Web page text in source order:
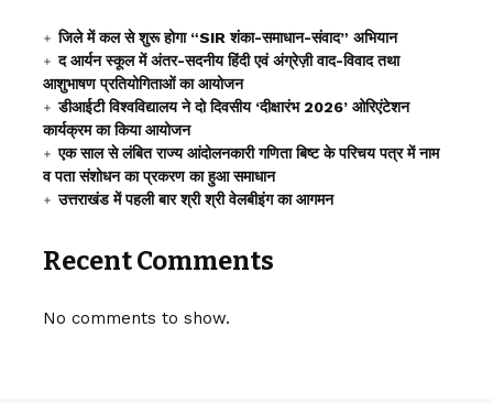
जिले में कल से शुरू होगा “SIR शंका-समाधान-संवाद” अभियान
द आर्यन स्कूल में अंतर-सदनीय हिंदी एवं अंग्रेज़ी वाद-विवाद तथा
आशुभाषण प्रतियोगिताओं का आयोजन
डीआईटी विश्वविद्यालय ने दो दिवसीय ‘दीक्षारंभ 2026’ ओरिएंटेशन
कार्यक्रम का किया आयोजन
एक साल से लंबित राज्य आंदोलनकारी गणिता बिष्ट के परिचय पत्र में नाम
व पता संशोधन का प्रकरण का हुआ समाधान
उत्तराखंड में पहली बार श्री श्री वेलबीइंग का आगमन
Recent Comments
No comments to show.